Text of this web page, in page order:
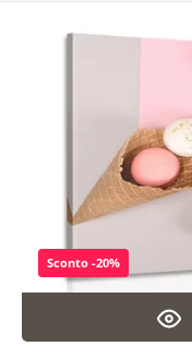
Sconto -20%